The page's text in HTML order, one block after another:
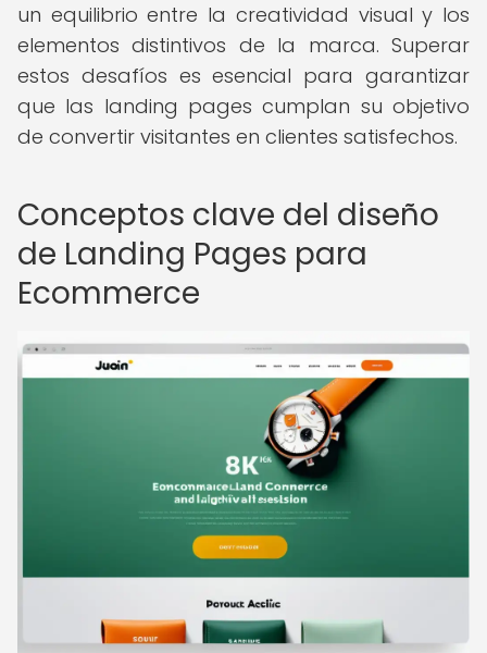
un equilibrio entre la creatividad visual y los
elementos distintivos de la marca. Superar
estos desafíos es esencial para garantizar
que las landing pages cumplan su objetivo
de convertir visitantes en clientes satisfechos.
Conceptos clave del diseño
de Landing Pages para
Ecommerce